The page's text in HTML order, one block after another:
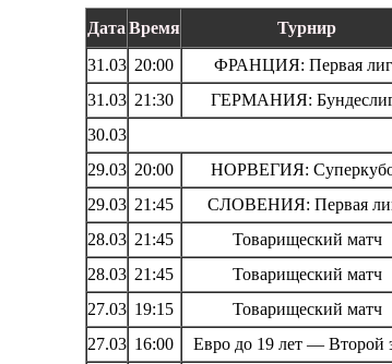
Дата Время Турнир
31.03 20:00 ФРАНЦИЯ: Первая
31.03 21:30 ГЕРМАНИЯ:
30.03
29.03 20:00 НОРВЕГИЯ:
29.03 21:45 СЛОВЕНИЯ: Первая
28.03 21:45 Товарищеский матч
28.03 21:45 Товарищеский матч
27.03 19:15 Товарищеский матч
27.03 16:00 Евро до 19 лет — Второй